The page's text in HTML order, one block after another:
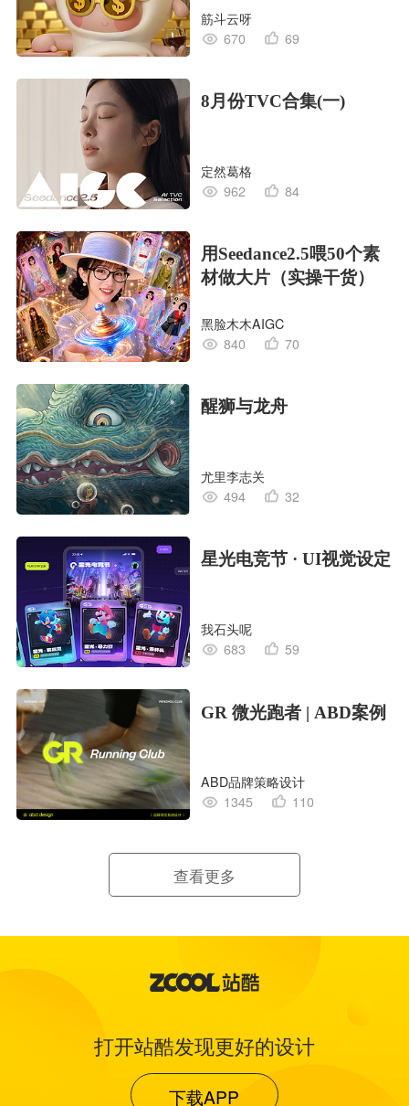
筋斗云呀
670
69
8月份TVC合集(一)
定然葛格
962
84
用Seedance2.5喂50个素
材做大片（实操干货）
黑脸木木AIGC
840
70
醒狮与龙舟
尤里李志关
494
32
星光电竞节 · UI视觉设定
我石头呢
683
59
GR 微光跑者 | ABD案例
ABD品牌策略设计
1345
110
查看更多
打开站酷发现更好的设计
下载APP